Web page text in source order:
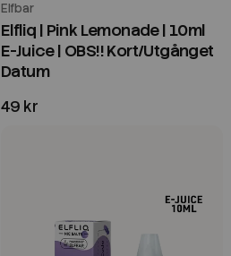
Elfbar
Elfliq | Pink Lemonade | 10ml
E-Juice | OBS!! Kort/Utgånget
Datum
49 kr